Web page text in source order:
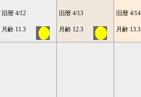
旧暦 4/12
月齢 11.3
旧暦 4/13
月齢 12.3
旧暦 4/14
月齢 13.3